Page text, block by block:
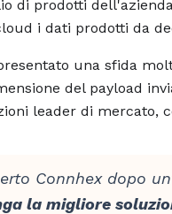
di prodotti
i dati prodotti da
una sfida
del payload
leader di mercato,
Connhex dopo
la migliore